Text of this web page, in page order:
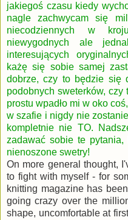
jakiegoś czasu kiedy
nagle zachwycam się
niecodziennych w
niewygodnych ale
interesujących
każę się sobie samej
dobrze, czy to będzie się
podobnych sweterków,
prostu wpadło mi w oko
w szafie i nigdy nie
kompletnie nie TO.
zadawać sobie te
nienoszone swetry!
On more general thought,
to fight with myself - for
knitting magazine has
going crazy over the
shape, uncomfortable at